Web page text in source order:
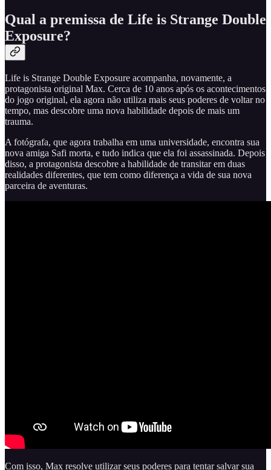
Qual a premissa de Life is Strange Double
Exposure?
Life is Strange Double Exposure acompanha, novamente, a
protagonista original Max. Cerca de 10 anos após os acontecimentos
do jogo original, ela agora não utiliza mais seus poderes de voltar no
tempo, mas descobre uma nova habilidade depois de mais um
trauma.
A fotógrafa, que agora trabalha em uma universidade, encontra sua
nova amiga Safi morta, e tudo indica que ela foi assassinada. Depois
disso, a protagonista descobre a habilidade de transitar em duas
realidades diferentes, que tem como diferença a vida de sua nova
parceira de aventuras.
Com isso, Max resolve utilizar seus poderes para tentar salvar sua